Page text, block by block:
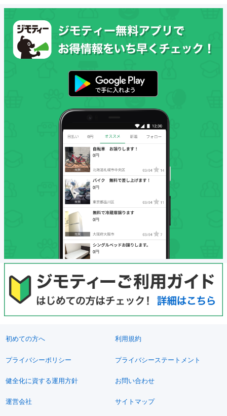
初めての方へ 利用規約
プライバシーポリシー プライバシーステートメント
健全化に資する運用方針 お問い合わせ
運営会社 サイトマップ